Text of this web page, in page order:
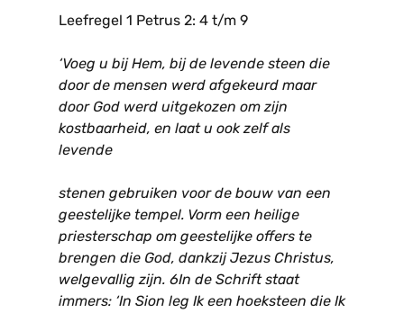
Leefregel 1 Petrus 2: 4 t/m 9
‘Voeg u bij Hem, bij de levende steen die
door de mensen werd afgekeurd maar
door God werd uitgekozen om zijn
kostbaarheid, en laat u ook zelf als
levende
stenen gebruiken voor de bouw van een
geestelijke tempel. Vorm een heilige
priesterschap om geestelijke offers te
brengen die God, dankzij Jezus Christus,
welgevallig zijn. 6In de Schrift staat
immers: ‘In Sion leg Ik een hoeksteen die Ik